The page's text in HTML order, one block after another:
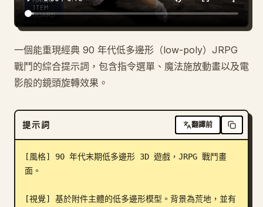
下載
部落格
一個能重現經典 90 年代低多邊形（low-poly）JRPG
戰鬥的綜合提示詞，包含指令選單、魔法施放動畫以及電
影般的鏡頭旋轉效果。
提示詞 翻譯前
[風格] 90 年代末期低多邊形 3D 遊戲，JRPG 戰鬥畫
面。
[視覺] 基於附件主體的低多邊形模型。背景為荒地，並有